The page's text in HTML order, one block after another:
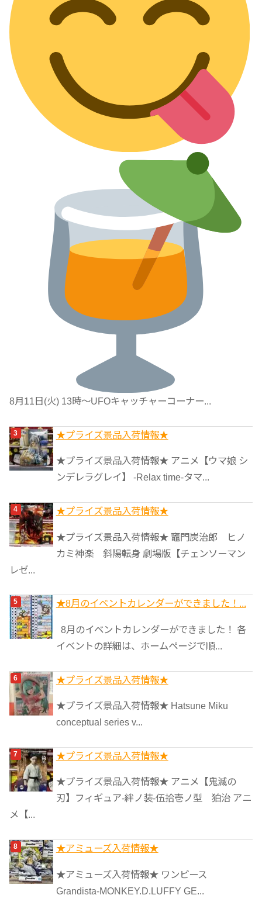
8月11日(火) 13時〜UFOキャッチャーコーナー...
★プライズ景品入荷情報★
★プライズ景品入荷情報★ アニメ【ウマ娘 シ
ンデレラグレイ】 -Relax time-タマ...
★プライズ景品入荷情報★
★プライズ景品入荷情報★ 竈門炭治郎 ヒノ
カミ神楽 斜陽転身 劇場版【チェンソーマン
レゼ...
★8月のイベントカレンダーができました！...
8月のイベントカレンダーができました！ 各
イベントの詳細は、ホームページで順...
★プライズ景品入荷情報★
★プライズ景品入荷情報★ Hatsune Miku
conceptual series v...
★プライズ景品入荷情報★
★プライズ景品入荷情報★ アニメ【鬼滅の
刃】フィギュア-絆ノ装-伍拾壱ノ型 狛治 アニ
メ【...
★アミューズ入荷情報★
★アミューズ入荷情報★ ワンピース
Grandista-MONKEY.D.LUFFY GE...